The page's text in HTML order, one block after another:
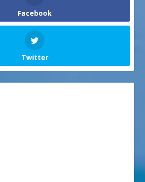
Facebook
Twitter